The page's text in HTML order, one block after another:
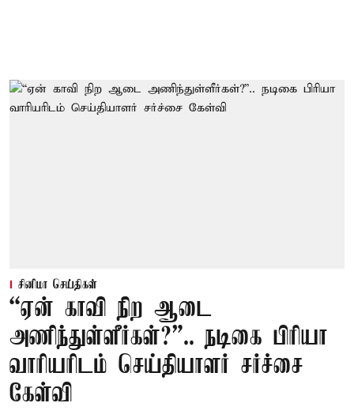
சினிமா செய்திகள்
“ஏன் காவி நிற ஆடை
அணிந்துள்ளீர்கள்?”.. நடிகை பிரியா
வாரியரிடம் செய்தியாளர் சர்ச்சை
கேள்வி